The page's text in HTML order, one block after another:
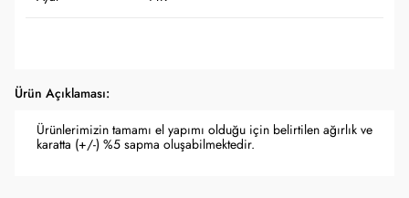
Ürün Açıklaması:
Ürünlerimizin tamamı el yapımı olduğu için belirtilen ağırlık ve
karatta (+/-) %5 sapma oluşabilmektedir.